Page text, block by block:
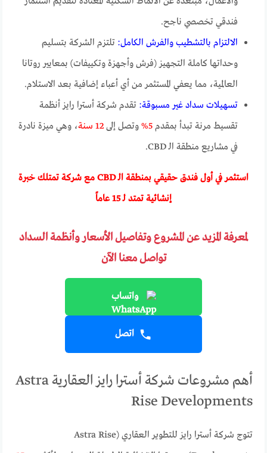
فندقي تخصصي ناجح.
الالتزام بالتشطيب والفرش الكامل: تلتزم الشركة بتسليم
وحداتها كاملة التجهيز (فرش وأجهزة وتكييفات) بمعايير روتانا
العالمية، مما يعفي المستثمر من أي أعباء إضافية بعد الاستلام.
تسهيلات سداد غير مسبوقة: تقدم شركة أسترا رايز أنظمة
تقسيط مرنة تبدأ بمقدم5% وتصل إلى12 سنة
، وهي ميزة نادرة
في مشاريع منطقة الـ CBD.
استثمر في أول فندق حقيقي بمنطقة الـ CBD مع شركة تمتلك خبرة
إنشائية تمتد لـ 15 عاماً
لمعرفة المزيد عن المشروع وتفاصيل الأسعار وأنظمة السداد
تواصل معنا الآن
واتساب
اتصل
أهم مشروعات شركة أسترا رايز العقارية Astra
Rise Developments
تتوج شركة أسترا رايز للتطوير العقاري (Astra Rise